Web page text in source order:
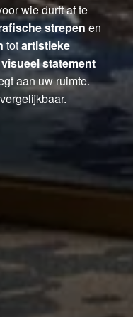
wie durft af te
strepen en
totartistieke
visueel statement
aan uw ruimte.